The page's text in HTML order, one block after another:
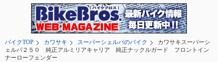
バイクTOP カワサキ スーパーシェルパのバイク
カワサキスーパーシ
ェルパ２５０ 純正アルミリアキャリア 純正ナックルガード フロントイン
ナーローフェンダー